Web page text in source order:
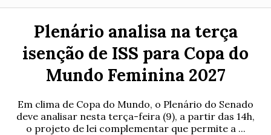
Plenário analisa na terça
isenção de ISS para Copa do
Mundo Feminina 2027
Em clima de Copa do Mundo, o Plenário do Senado
deve analisar nesta terça-feira (9), a partir das 14h,
o projeto de lei complementar que permite a ...